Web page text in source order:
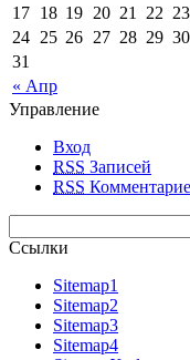
« Апр
17 18 19 20 21 22 23
24 25 26 27 28 29 30
31
Управление
Вход
RSS Записей
RSS
Ссылки
Sitemap1
Sitemap2
Sitemap3
Sitemap4